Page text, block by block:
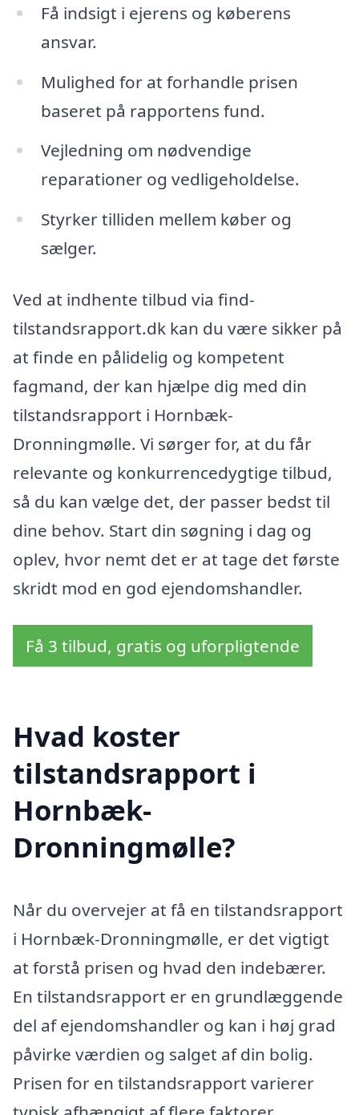
Få indsigt i ejerens og køberens
ansvar.
Mulighed for at forhandle prisen
baseret på rapportens fund.
Vejledning om nødvendige
reparationer og vedligeholdelse.
Styrker tilliden mellem køber og
sælger.
Ved at indhente tilbud via find-
tilstandsrapport.dk kan du være sikker på
at finde en pålidelig og kompetent
fagmand, der kan hjælpe dig med din
tilstandsrapport i Hornbæk-
Dronningmølle. Vi sørger for, at du får
relevante og konkurrencedygtige tilbud,
så du kan vælge det, der passer bedst til
dine behov. Start din søgning i dag og
oplev, hvor nemt det er at tage det første
skridt mod en god ejendomshandler.
Få 3 tilbud, gratis og uforpligtende
Hvad koster
tilstandsrapport i
Hornbæk-
Dronningmølle?
Når du overvejer at få en tilstandsrapport
i Hornbæk-Dronningmølle, er det vigtigt
at forstå prisen og hvad den indebærer.
En tilstandsrapport er en grundlæggende
del af ejendomshandler og kan i høj grad
påvirke værdien og salget af din bolig.
Prisen for en tilstandsrapport varierer